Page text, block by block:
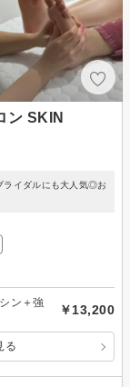
ン SKIN
ライダルにも大人気◎お
ン＋強
￥13,200
る